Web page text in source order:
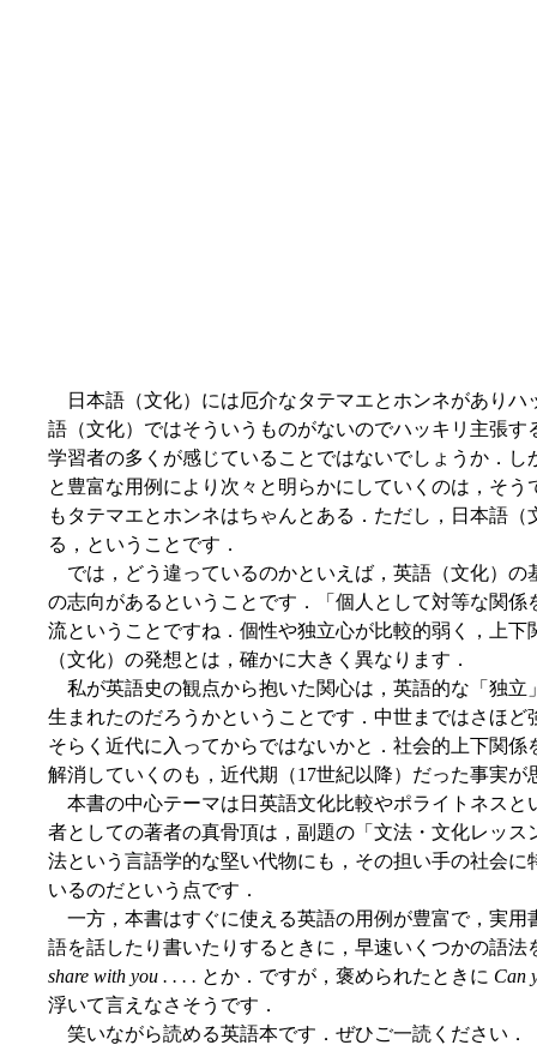
日本語（文化）には厄介なタテマエとホンネがありハ
語（文化）ではそういうものがないのでハッキリ主張
学習者の多くが感じていることではないでしょうか．
と豊富な用例により次々と明らかにしていくのは，そ
もタテマエとホンネはちゃんとある．ただし，日本語
る，ということです．
では，どう違っているのかといえば，英語（文化）の
の志向があるということです．「個人として対等な関
流ということですね．個性や独立心が比較的弱く，上
（文化）の発想とは，確かに大きく異なります．
私が英語史の観点から抱いた関心は，英語的な「独立
生まれたのだろうかということです．中世まではさほ
そらく近代に入ってからではないかと．社会的上下関
解消していくのも，近代期（17世紀以降）だった事実が
本書の中心テーマは日英語文化比較やポライトネスと
者としての著者の真骨頂は，副題の「文法・文化レッ
法という言語学的な堅い代物にも，その担い手の社会
いるのだという点です．
一方，本書はすぐに使える英語の用例が豊富で，実用
語を話したり書いたりするときに，早速いくつかの語法
share with you . . . . とか．ですが，褒められたときに Can
浮いて言えなさそうです．
笑いながら読める英語本です．ぜひご一読ください．